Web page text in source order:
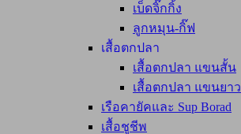
เบ็ดจิ๊กกิ้ง
ลูกหมุน-กิ๊ฟ
เสื้อตกปลา
เสื้อตกปลา แขนสั้น
เสื้อตกปลา แขนยาว
เรือคายัคและ Sup Borad
เสื้อชูชีพ